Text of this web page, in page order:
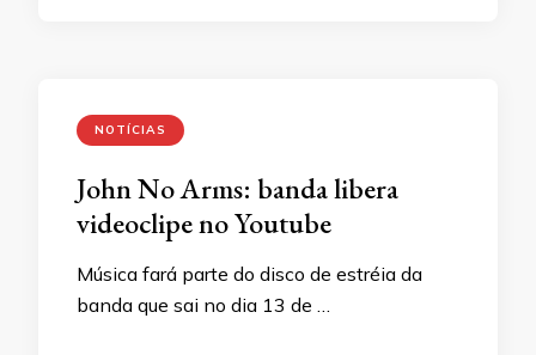
NOTÍCIAS
John No Arms: banda libera
videoclipe no Youtube
Música fará parte do disco de estréia da
banda que sai no dia 13 de …